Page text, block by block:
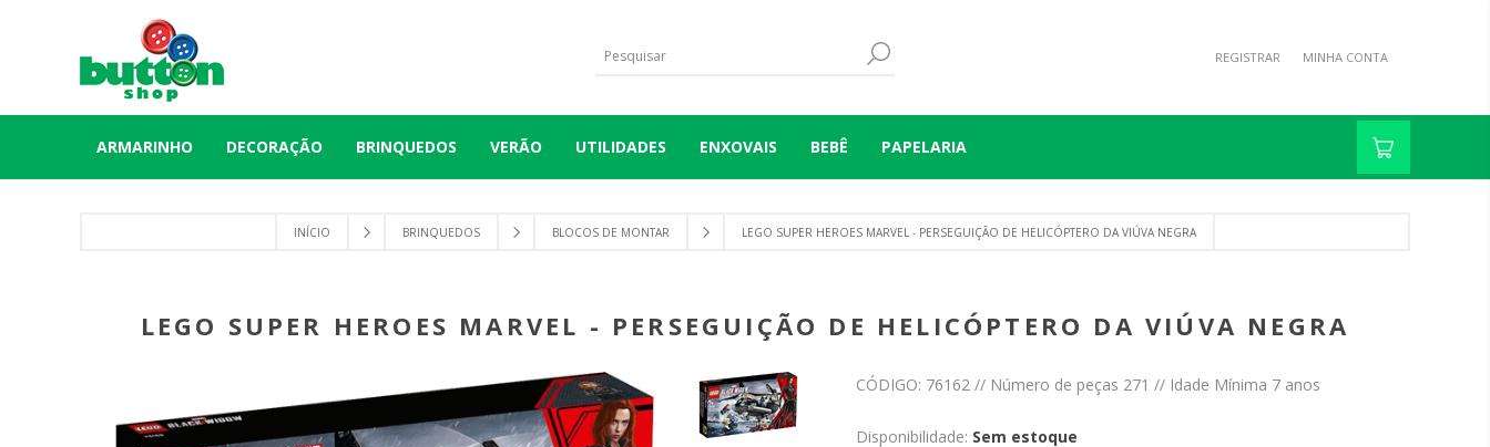
REGISTRAR MINHA CONTA
ARMARINHO DECORAÇÃO BRINQUEDOS VERÃO UTILIDADES ENXOVAIS BEBÊ PAPELARIA
INÍCIO BRINQUEDOS BLOCOS DE MONTAR LEGO SUPER HEROES MARVEL - PERSEGUIÇÃO DE HELICÓPTERO DA VIÚVA NEGRA
LEGO SUPER HEROES MARVEL - PERSEGUIÇÃO DE HELICÓPTERO DA VIÚVA NEGRA
CÓDIGO: 76162 // Número de peças 271 // Idade Mínima 7 anos
Disponibilidade: Sem estoque